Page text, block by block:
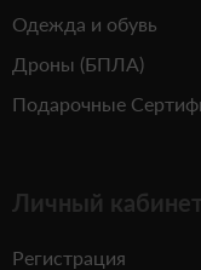
Одежда и обувь
Дроны (БПЛА)
Подарочные
Личный
Регистрация